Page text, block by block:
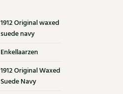
1912 Original waxed
suede navy
Enkellaarzen
1912 Original Waxed
Suede Navy